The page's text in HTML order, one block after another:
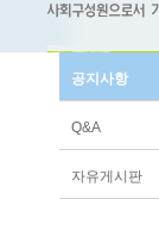
공지사항
Q&A
자유게시판